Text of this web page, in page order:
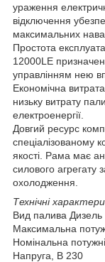
ураження
відключення
максимальних
Простота
12000LE
управлінням нею
Економічна
низьку витрату
електроенергії.
Довгий ресурс
спеціалізованому
якості. Рама має
силового агрегату
охолодження.
Технічні
Вид палива Дизель
Максимальна
Номінальна
Напруга, В 230